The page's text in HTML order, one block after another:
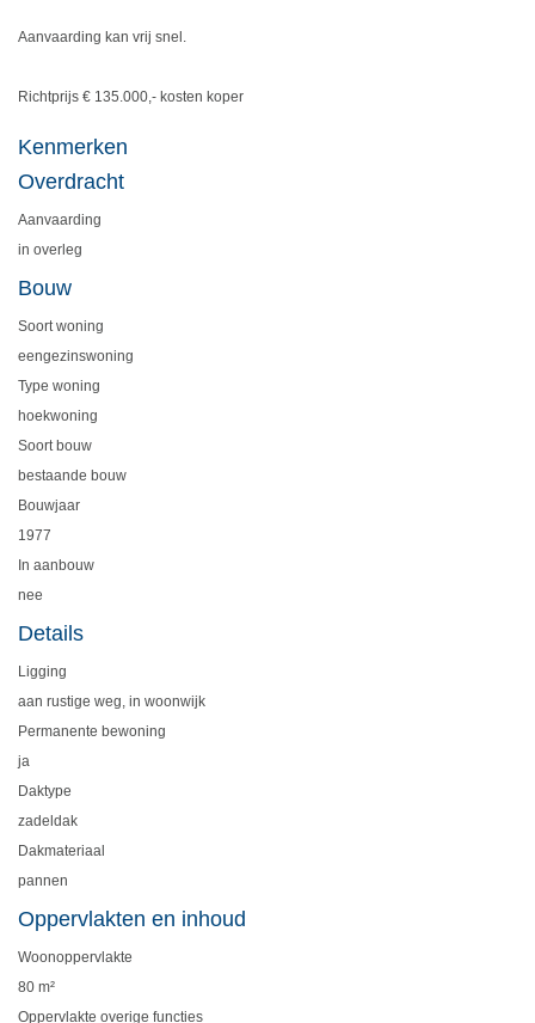
Aanvaarding kan vrij snel.
Richtprijs € 135.000,- kosten koper
Kenmerken
Overdracht
Aanvaarding
in overleg
Bouw
Soort woning
eengezinswoning
Type woning
hoekwoning
Soort bouw
bestaande bouw
Bouwjaar
1977
In aanbouw
nee
Details
Ligging
aan rustige weg, in woonwijk
Permanente bewoning
ja
Daktype
zadeldak
Dakmateriaal
pannen
Oppervlakten en inhoud
Woonoppervlakte
80 m²
Oppervlakte overige functies